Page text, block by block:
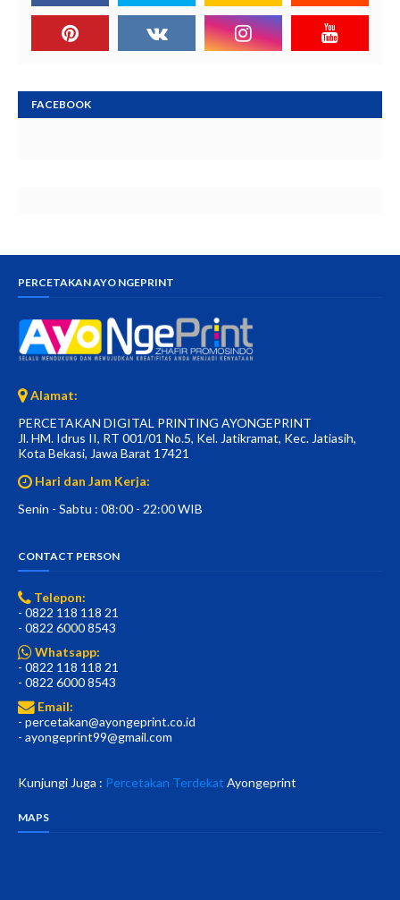
FACEBOOK
PERCETAKAN AYO NGEPRINT
Alamat:
PERCETAKAN DIGITAL PRINTING AYONGEPRINT
Jl. HM. Idrus II, RT 001/01 No.5, Kel. Jatikramat, Kec. Jatiasih,
Kota Bekasi, Jawa Barat 17421
Hari dan Jam Kerja:
Senin - Sabtu : 08:00 - 22:00 WIB
CONTACT PERSON
Telepon:
- 0822 118 118 21
- 0822 6000 8543
Whatsapp:
- 0822 118 118 21
- 0822 6000 8543
Email:
- percetakan@ayongeprint.co.id
- ayongeprint99@gmail.com
Kunjungi Juga : Percetakan Terdekat Ayongeprint
MAPS